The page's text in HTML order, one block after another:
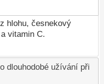
hlohu, česnekový
vitamin C.
dlouhodobé užívání při